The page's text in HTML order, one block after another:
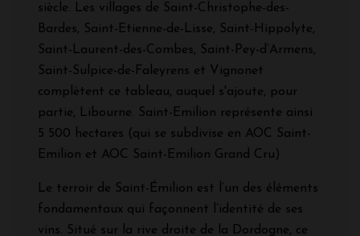
siècle. Les villages de Saint-Christophe-des-
Bardes, Saint-Etienne-de-Lisse, Saint-Hippolyte,
Saint-Laurent-des-Combes, Saint-Pey-d’Armens,
Saint-Sulpice-de-Faleyrens et Vignonet
complètent ce tableau, auquel s'ajoute, pour
partie, Libourne. Saint-Emilion représente ainsi
5 500 hectares (qui se subdivise en AOC Saint-
Emilion et AOC Saint-Emilion Grand Cru)
Le terroir de Saint-Émilion est l’un des éléments
fondamentaux qui façonnent l’identité de ses
vins. Situé sur la rive droite de la Dordogne, ce